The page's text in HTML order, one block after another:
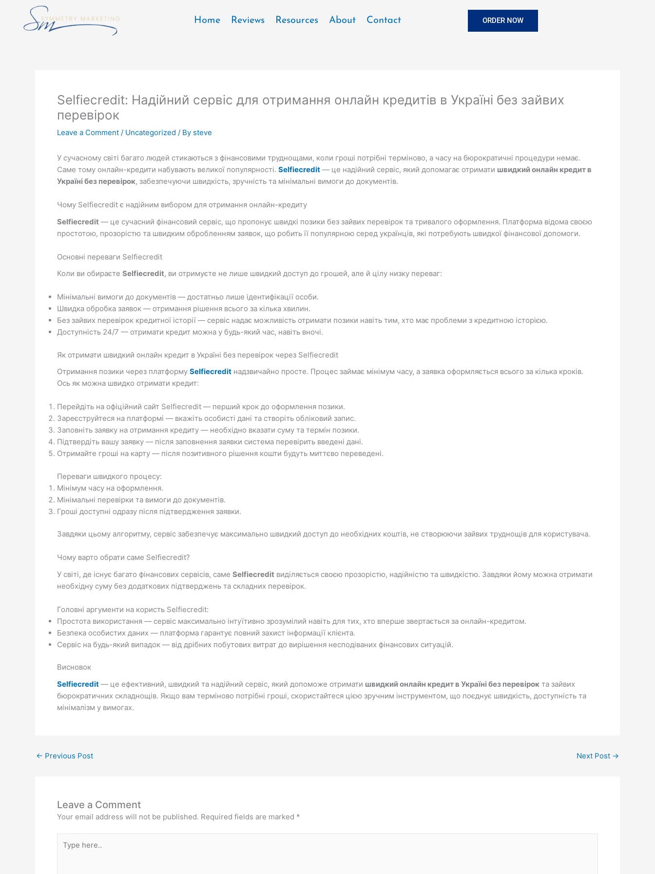
content
Home Reviews Resources About Contact ORDER NOW
Selfiecredit: Надійний сервіс для отримання онлайн кредитів в Україні без зайвих
перевірок
Leave a Comment / Uncategorized / By steve
У сучасному світі багато людей стикаються з фінансовими труднощами, коли гроші потрібні терміново, а часу на бюрократичні процедури немає.
Саме тому онлайн-кредити набувають великої популярності. Selfiecredit — це надійний сервіс, який допомагає отримати швидкий онлайн кредит в
Україні без перевірок, забезпечуючи швидкість, зручність та мінімальні вимоги до документів.
Чому Selfiecredit є надійним вибором для отримання онлайн-кредиту
Selfiecredit — це сучасний фінансовий сервіс, що пропонує швидкі позики без зайвих перевірок та тривалого оформлення. Платформа відома своєю
простотою, прозорістю та швидким обробленням заявок, що робить її популярною серед українців, які потребують швидкої фінансової допомоги.
Основні переваги Selfiecredit
Коли ви обираєте Selfiecredit, ви отримуєте не лише швидкий доступ до грошей, але й цілу низку переваг:
Мінімальні вимоги до документів — достатньо лише ідентифікації особи.
Швидка обробка заявок — отримання рішення всього за кілька хвилин.
Без зайвих перевірок кредитної історії — сервіс надає можливість отримати позики навіть тим, хто має проблеми з кредитною історією.
Доступність 24/7 — отримати кредит можна у будь-який час, навіть вночі.
Як отримати швидкий онлайн кредит в Україні без перевірок через Selfiecredit
Отримання позики через платформу Selfiecredit надзвичайно просте. Процес займає мінімум часу, а заявка оформляється всього за кілька кроків.
Ось як можна швидко отримати кредит:
Перейдіть на офіційний сайт Selfiecredit — перший крок до оформлення позики.
Зареєструйтеся на платформі — вкажіть особисті дані та створіть обліковий запис.
Заповніть заявку на отримання кредиту — необхідно вказати суму та термін позики.
Підтвердіть вашу заявку — після заповнення заявки система перевірить введені дані.
Отримайте гроші на карту — після позитивного рішення кошти будуть миттєво переведені.
Переваги швидкого процесу:
Мінімум часу на оформлення.
Мінімальні перевірки та вимоги до документів.
Гроші доступні одразу після підтвердження заявки.
Завдяки цьому алгоритму, сервіс забезпечує максимально швидкий доступ до необхідних коштів, не створюючи зайвих труднощів для користувача.
Чому варто обрати саме Selfiecredit?
У світі, де існує багато фінансових сервісів, саме Selfiecredit виділяється своєю прозорістю, надійністю та швидкістю. Завдяки йому можна отримати
необхідну суму без додаткових підтверджень та складних перевірок.
Головні аргументи на користь Selfiecredit:
Простота використання — сервіс максимально інтуїтивно зрозумілий навіть для тих, хто вперше звертається за онлайн-кредитом.
Безпека особистих даних — платформа гарантує повний захист інформації клієнта.
Сервіс на будь-який випадок — від дрібних побутових витрат до вирішення несподіваних фінансових ситуацій.
Висновок
Selfiecredit — це ефективний, швидкий та надійний сервіс, який допоможе отримати швидкий онлайн кредит в Україні без перевірок та зайвих
бюрократичних складнощів. Якщо вам терміново потрібні гроші, скористайтеся цією зручним інструментом, що поєднує швидкість, доступність та
мінімалізм у вимогах.
← Previous Post Next Post →
Leave a Comment
Your email address will not be published. Required fields are marked *
here..